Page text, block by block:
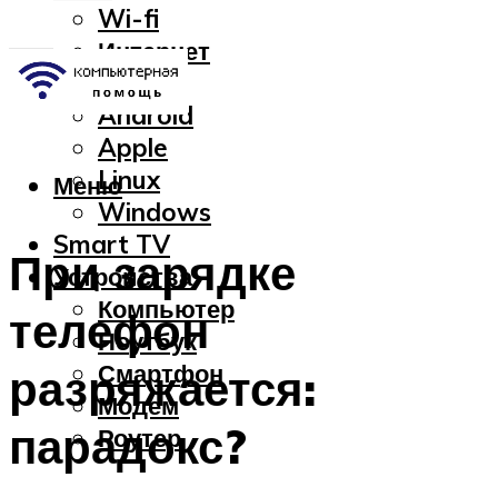
Wi-fi
Интернет
OC
Android
Apple
Linux
Windows
Smart TV
Устройства
Компьютер
Ноутбук
Смартфон
Модем
Роутер
Меню
При зарядке
телефон
разряжается:
парадокс?